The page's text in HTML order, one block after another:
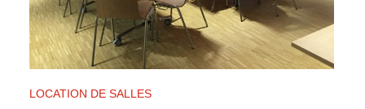
LOCATION DE SALLES